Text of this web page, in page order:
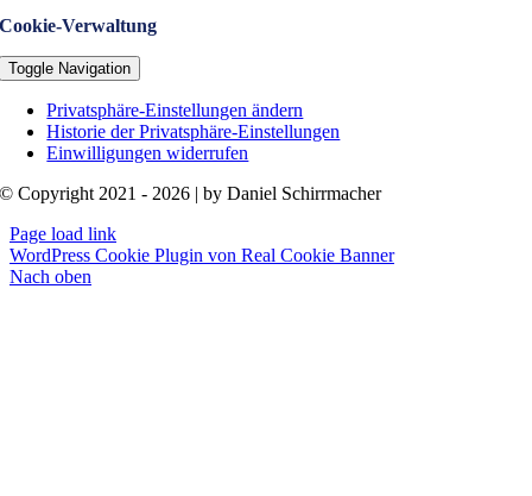
Cookie-Verwaltung
Toggle Navigation
Privatsphäre-Einstellungen ändern
Historie der Privatsphäre-Einstellungen
Einwilligungen widerrufen
© Copyright 2021 - 2026 | by Daniel Schirrmacher
Page load link
WordPress Cookie Plugin von Real Cookie Banner
Nach oben